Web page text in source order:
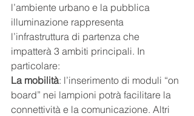
l’ambiente urbano e la pubblica
illuminazione rappresenta
l’infrastruttura di partenza che
impatterà 3 ambiti principali. In
particolare:
La mobilità: l’inserimento di moduli “on
board” nei lampioni potrà facilitare la
connettività e la comunicazione. Altri